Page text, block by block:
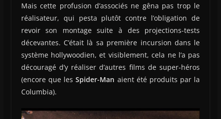
Mais cette profusion d’associés ne gêna pas trop le
réalisateur, qui pesta plutôt contre l’obligation de
revoir son montage suite à des projections-tests
décevantes. C’était là sa première incursion dans le
système hollywoodien, et visiblement, cela ne l’a pas
découragé d’y réaliser d’autres films de super-héros
(encore que lesSpider-Man aient été produits par la
Columbia).